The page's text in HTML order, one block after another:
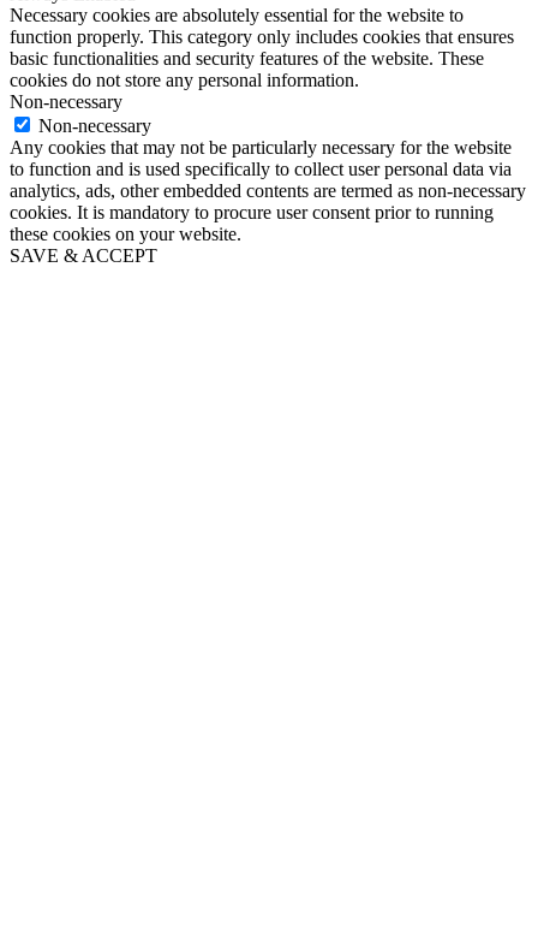
Necessary cookies are absolutely essential for the website to
function properly. This category only includes cookies that ensures
basic functionalities and security features of the website. These
cookies do not store any personal information.
Non-necessary
Non-necessary
Any cookies that may not be particularly necessary for the website
to function and is used specifically to collect user personal data via
analytics, ads, other embedded contents are termed as non-necessary
cookies. It is mandatory to procure user consent prior to running
these cookies on your website.
SAVE & ACCEPT